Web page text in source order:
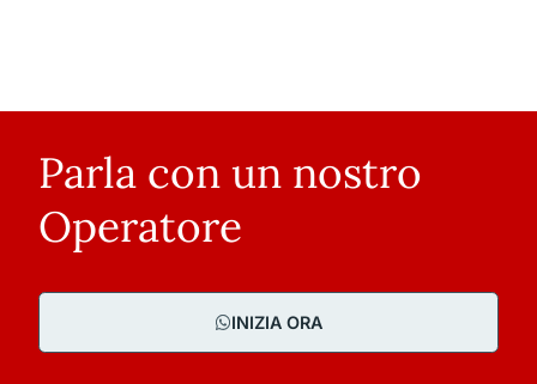
Parla con un nostro
Operatore
INIZIA ORA